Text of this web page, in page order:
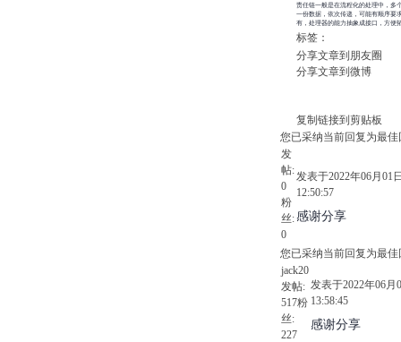
责任链一般是在流程化的处理中，多
一份数据，依次传递，可能有顺序要
有，处理器的能力抽象成接口，方便
标签：
分享文章到朋友圈
分享文章到微博
复制链接到剪贴板
您已采纳当前回复为最佳
发
帖:
0
粉
丝:
0
发表于2022年06月01
12:50:57
感谢分享
您已采纳当前回复为最佳
jack20
发帖:
517粉
丝:
227
发表于2022年06月
13:58:45
感谢分享